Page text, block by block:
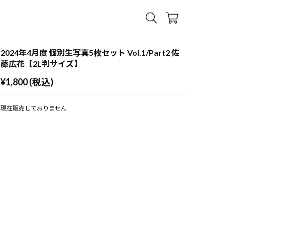
2024年4月度 個別生写真5枚セット Vol.1/Part2 佐
藤広花【2L判サイズ】
¥1,800 (税込)
現在販売しておりません